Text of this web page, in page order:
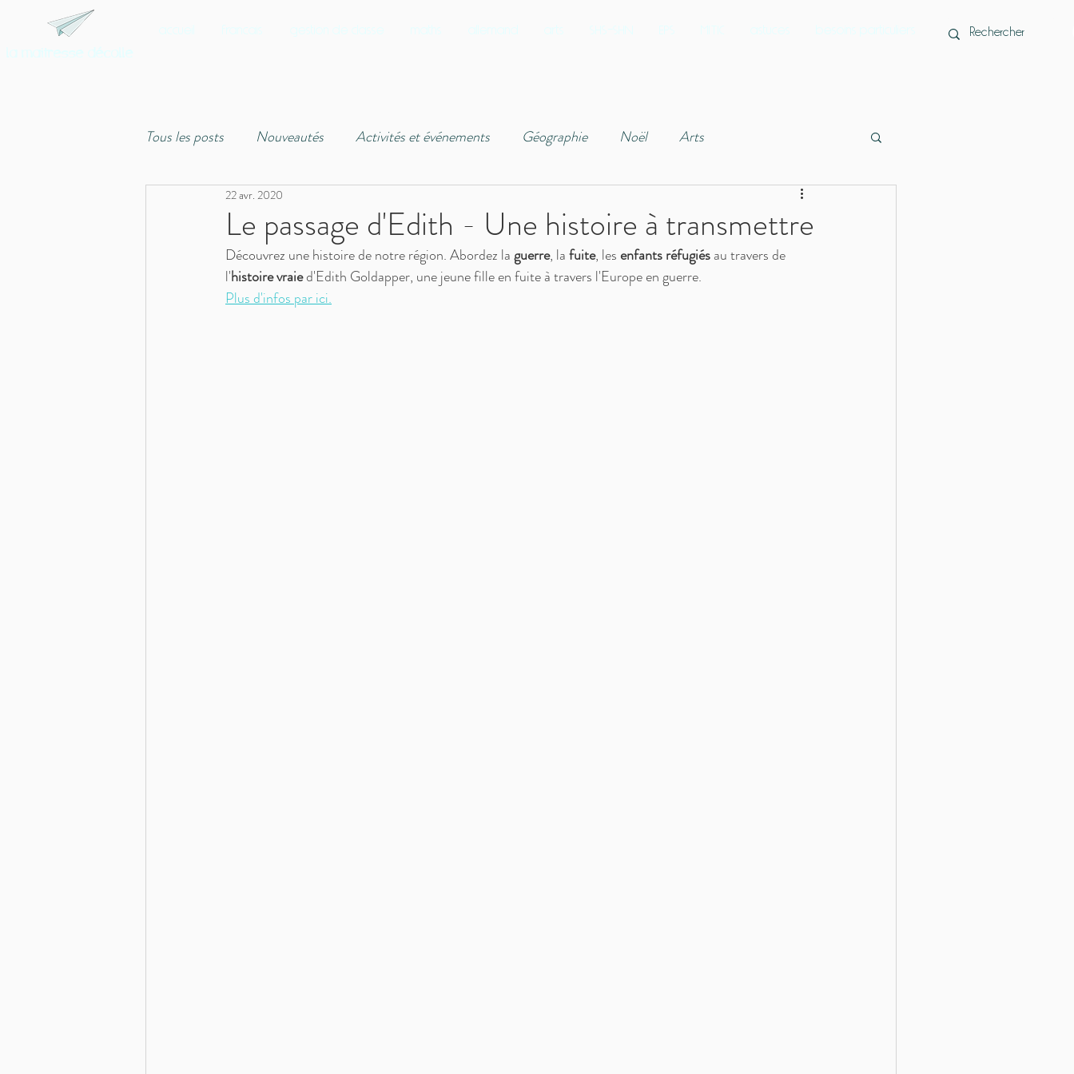
Tous les posts Nouveautés Activités et événements Géographie Noël Arts
Connaissances générales Parents & élèves
Allemand Ethique Histoire Musique Lecture Rentrée Numérique
Le passage d'Edith - Une histoire à transmettre
22 avr. 2020
Découvrez une histoire de notre région. Abordez la guerre, la fuite, les enfants réfugiés au travers de
l'histoire vraie d'Edith Goldapper, une jeune fille en fuite à travers l'Europe en guerre.
Plus d'infos par ici.